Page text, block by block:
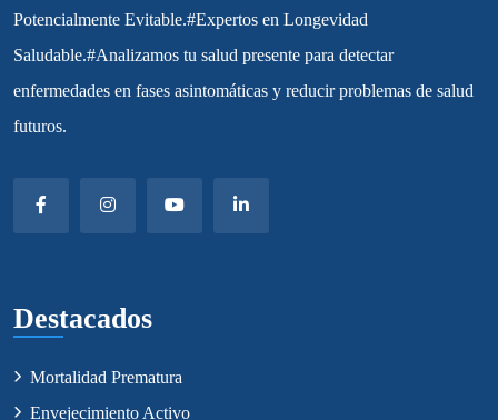
Potencialmente Evitable.#Expertos en Longevidad
Saludable.#Analizamos tu salud presente para detectar
enfermedades en fases asintomáticas y reducir problemas de salud
futuros.
Destacados
Mortalidad Prematura
Envejecimiento Activo